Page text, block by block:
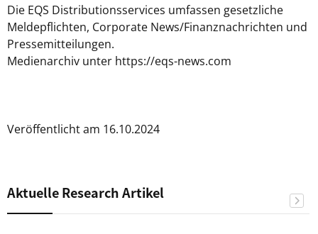
Die EQS Distributionsservices umfassen gesetzliche
Meldepflichten, Corporate News/Finanznachrichten und
Pressemitteilungen.
Medienarchiv unter https://eqs-news.com
Veröffentlicht am 16.10.2024
Aktuelle Research Artikel